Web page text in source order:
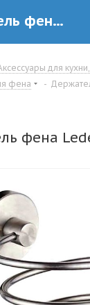
Держатель фена Ledeme L71730 купить в Минске
для
фена -
фена